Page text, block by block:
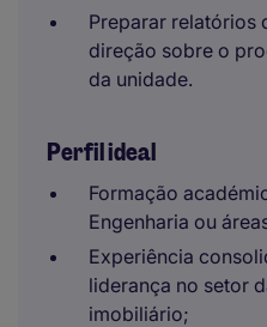
Preparar relatórios
direção sobre o
da unidade.
Perfil ideal
Formação
Engenharia ou
Experiência
liderança no setor
imobiliário;